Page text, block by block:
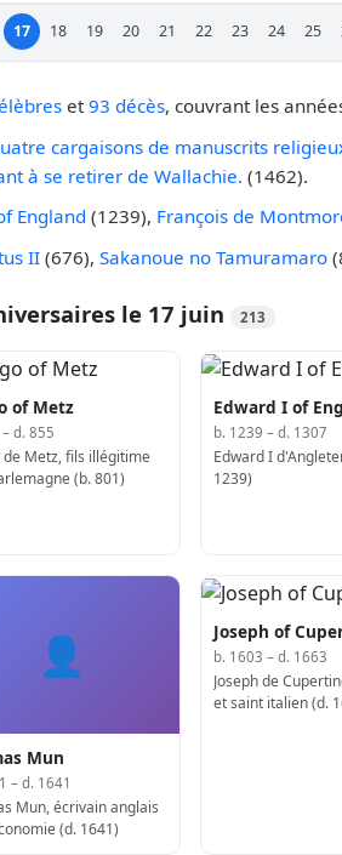
17 18 19 20 21 22 23 24 25
et93 décès, couvrant les
cargaisons de manuscrits
à se retirer de Wallachie. (1462).
England (1239), François de
II (676), Sakanoue no Tamuramaro
le 17 juin 213
of Metz
d. 855
de Metz, fils illégitime
(b. 801)
Edward I of
b. 1239 – d. 1307
Edward I
1239)
👤
Mun
– d. 1641
Mun, écrivain anglais
(d. 1641)
Joseph of
b. 1603 – d. 1663
Joseph de
et saint italien (d.